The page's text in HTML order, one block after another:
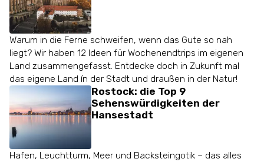
Warum in die Ferne schweifen, wenn das Gute so nah
liegt? Wir haben 12 Ideen für Wochenendtrips im eigenen
Land zusammengefasst. Entdecke doch in Zukunft mal
das eigene Land ín der Stadt und draußen in der Natur!
Rostock: die Top 9
Sehenswürdigkeiten der
Hansestadt
Hafen, Leuchtturm, Meer und Backsteingotik – das alles